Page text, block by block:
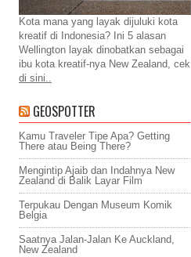
Kota mana yang layak dijuluki kota
kreatif di Indonesia? Ini 5 alasan
Wellington layak dinobatkan sebagai
ibu kota kreatif-nya New Zealand, cek
di sini..
GEOSPOTTER
Kamu Traveler Tipe Apa? Getting
There atau Being There?
Mengintip Ajaib dan Indahnya New
Zealand di Balik Layar Film
Terpukau Dengan Museum Komik
Belgia
Saatnya Jalan-Jalan Ke Auckland,
New Zealand